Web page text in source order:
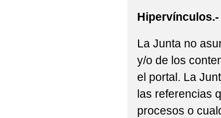
Hipervínculos.-
La Junta no
y/o de los
el portal. La
las referencias
procesos o